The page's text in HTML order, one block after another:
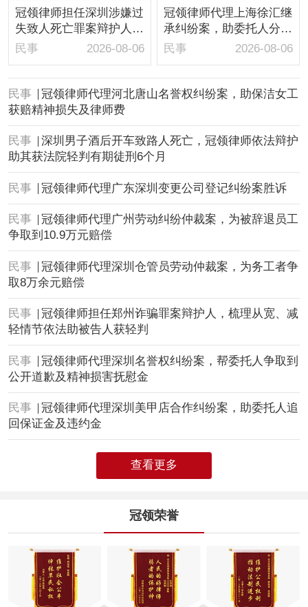
冠领律师担任深圳涉嫌过
失致人死亡罪案辩护人，
依法辩护助嫌疑人取保候
民事 2026-08-06
冠领律师代理上海徐汇继
承纠纷案，助委托人分得
房屋1/10继承份额
民事 2026-08-06
民事
冠领律师代理河北唐山名誉权纠纷案，助保洁女工
获赔精神损失及律师费
民事
深圳男子酒后开车致路人死亡，冠领律师依法辩护
助其获法院轻判有期徒刑6个月
民事 冠领律师代理广东深圳变更公司登记纠纷案胜诉
民事
冠领律师代理广州劳动纠纷仲裁案，为被辞退员工
争取到10.9万元赔偿
民事
冠领律师代理深圳仓管员劳动仲裁案，为务工者争
取8万余元赔偿
民事
冠领律师担任郑州诈骗罪案辩护人，梳理从宽、减
轻情节依法助被告人获轻判
民事
冠领律师代理深圳名誉权纠纷案，帮委托人争取到
公开道歉及精神损害抚慰金
民事
冠领律师代理深圳美甲店合作纠纷案，助委托人追
回保证金及违约金
查看更多
冠领荣誉